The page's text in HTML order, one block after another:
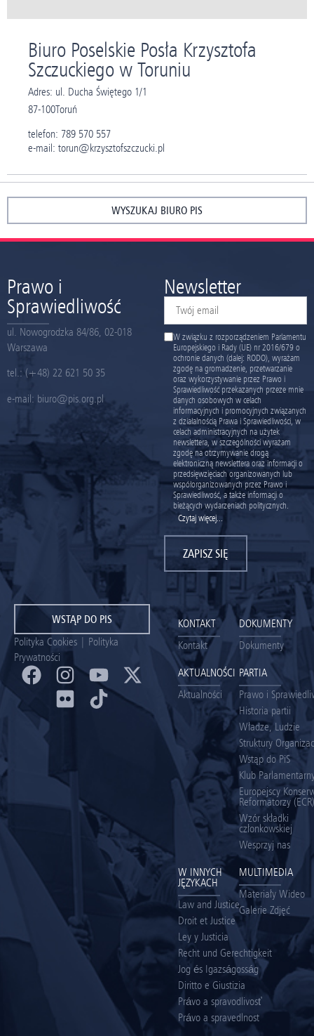
Biuro Poselskie Posła Krzysztofa
Szczuckiego w Toruniu
Adres: ul. Ducha Świętego 1/1
87-100Toruń
telefon: 789 570 557
e-mail: torun@krzysztofszczucki.pl
WYSZUKAJ BIURO PIS
Prawo i
Sprawiedliwość
ul. Nowogrodzka 84/86, 02-018
Warszawa
tel.: (+48) 22 621 50 35
e-mail: biuro@pis.org.pl
Newsletter
W związku z rozporządzeniem Parlamentu
Europejskiego i Rady (UE) nr 2016/679 o
ochronie danych (dalej: RODO), wyrażam
zgodę na gromadzenie, przetwarzanie
oraz wykorzystywanie przez Prawo i
Sprawiedliwość przekazanych przeze mnie
danych osobowych w celach
informacyjnych i promocyjnych związanych
z działalnością Prawa i Sprawiedliwości, w
celach administracyjnych na użytek
newslettera, w szczególności wyrażam
zgodę na otrzymywanie drogą
elektroniczną newslettera oraz informacji o
przedsięwzięciach organizowanych lub
współorganizowanych przez Prawo i
Sprawiedliwość, a także informacji o
bieżących wydarzeniach politycznych.
Czytaj więcej...
ZAPISZ SIĘ
WSTĄP DO PIS
Polityka Cookies | Polityka
Prywatności
KONTAKT
Kontakt
DOKUMENTY
Dokumenty
AKTUALNOŚCI
Aktualności
PARTIA
Prawo i
Historia partii
Władze, Ludzie
Struktury
Wstąp do PiS
Klub
Europejscy
Reformatorzy (ECR)
Wzór składki
członkowskiej
Wesprzyj nas
W INNYCH
JĘZYKACH
Law and Justice
Droit et Justice
Ley y Justicia
Recht und Gerechtigkeit
Jog és Igazságosság
Diritto e Giustizia
Právo a spravodlivosť
Právo a spravedlnost
MULTIMEDIA
Materiały Wideo
Galerie Zdjęć